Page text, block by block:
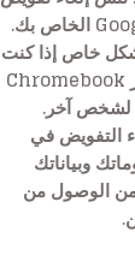
حساب Google الخاص بك.
خاص إذا كنت
تعطي جهاز Chromebook
آخر.
التفويض في
وبياناتك
الوصول من